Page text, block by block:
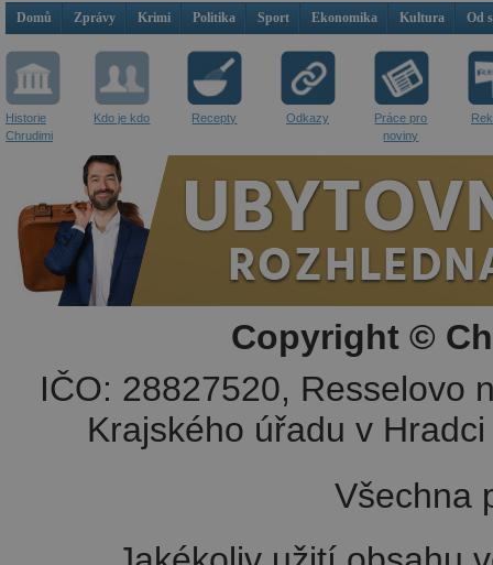
Domů Zprávy Krimi Politika Sport Ekonomika Kultura Od
Historie
Chrudimi
Kdo je kdo Recepty Odkazy
Práce pro
noviny
Copyright ©
IČO: 28827520, Resselovo
Krajského úřadu v
Všechna